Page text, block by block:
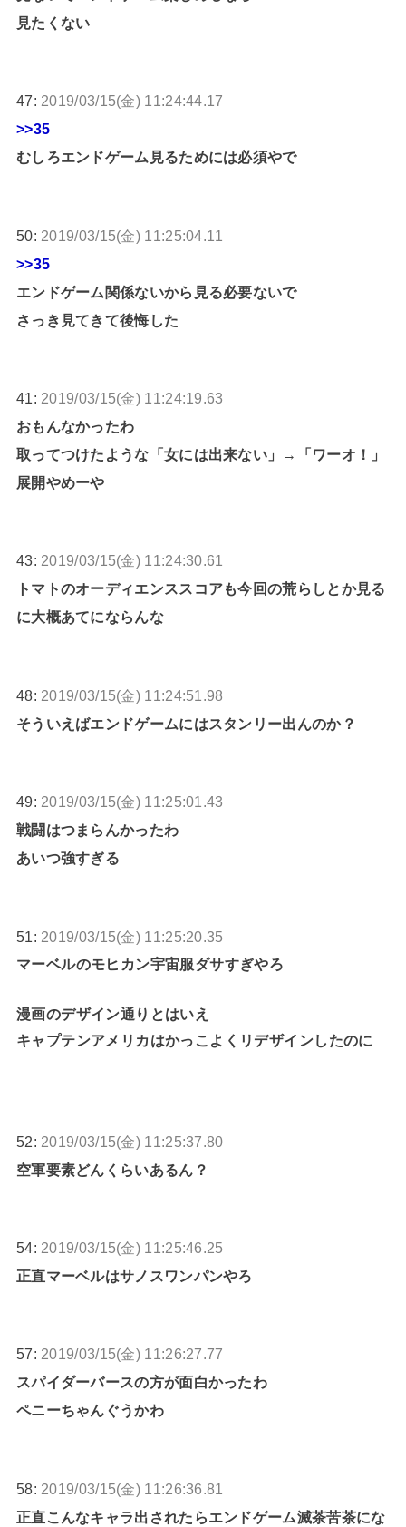
見たくない
47: 2019/03/15(金) 11:24:44.17
>>35
むしろエンドゲーム見るためには必須やで
50: 2019/03/15(金) 11:25:04.11
>>35
エンドゲーム関係ないから見る必要ないで
さっき見てきて後悔した
41: 2019/03/15(金) 11:24:19.63
おもんなかったわ
取ってつけたような「女には出来ない」→「ワーオ！」
展開やめーや
43: 2019/03/15(金) 11:24:30.61
トマトのオーディエンススコアも今回の荒らしとか見る
に大概あてにならんな
48: 2019/03/15(金) 11:24:51.98
そういえばエンドゲームにはスタンリー出んのか？
49: 2019/03/15(金) 11:25:01.43
戦闘はつまらんかったわ
あいつ強すぎる
51: 2019/03/15(金) 11:25:20.35
マーベルのモヒカン宇宙服ダサすぎやろ
漫画のデザイン通りとはいえ
キャプテンアメリカはかっこよくリデザインしたのに
52: 2019/03/15(金) 11:25:37.80
空軍要素どんくらいあるん？
54: 2019/03/15(金) 11:25:46.25
正直マーベルはサノスワンパンやろ
57: 2019/03/15(金) 11:26:27.77
スパイダーバースの方が面白かったわ
ペニーちゃんぐうかわ
58: 2019/03/15(金) 11:26:36.81
正直こんなキャラ出されたらエンドゲーム滅茶苦茶にな